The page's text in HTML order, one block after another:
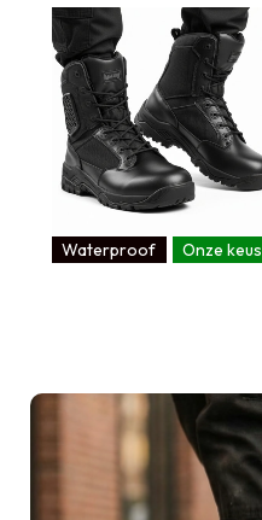
Waterproof Onze keus